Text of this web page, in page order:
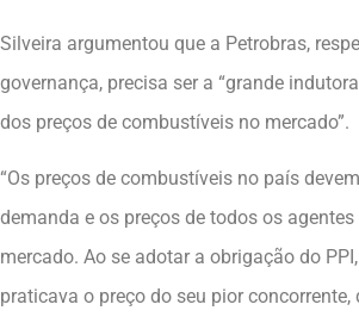
Silveira argumentou que a Petrobras,
governança, precisa ser a “grande
dos preços de combustíveis no mercado”.
“Os preços de combustíveis no país
demanda e os preços de todos os
mercado. Ao se adotar a obrigação do
praticava o preço do seu pior